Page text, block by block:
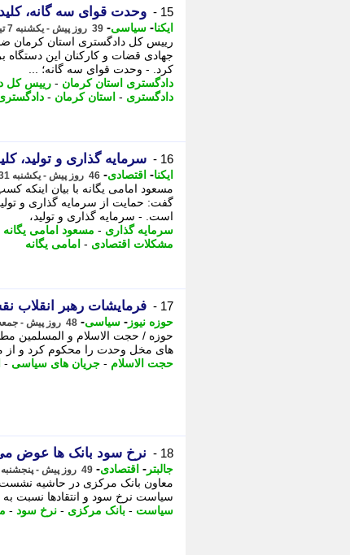
15 - وحدت قوای سه گانه،
ایکنا- سیاسی- 39 روز پیش - یکشنبه 7 تیر 1405، 11:42
رییس کل دادگستری استان کرمان
جهادی قضات و کارکنان این
کرد. - وحدت قوای سه گانه؛ ...
دادگستری استان کرمان - رییس کل
دادگستری - استان کرمان -
16 - سرمایه گذاری و تولید،
ایکنا- اقتصادی- 46 روز پیش - یکشنبه 31 خرداد 1405، 17:22
مسعود امامی یگانه با بیان اینکه
گفت: حمایت از سرمایه گذاری و
است. - سرمایه گذاری و تولید،
سرمایه گذاری - مسعود امامی یگانه
مشکلات اقتصادی - امامی یگانه
17 - فرمایشات رهبر انقلاب
حوزه نیوز - سیاسی- 48 روز پیش - جمعه 29 خرداد 1405، 15:02
حوزه / حجت الاسلام و المسلمین
های مخل وحدت را محکوم کرد و از
حجت الاسلام - جریان های سیاسی -
18 - نرخ سود بانک ها عوض
جالبتر - اقتصادی- 49 روز پیش - پنجشنبه 28 خرداد 1405، 10:02
معاون بانک مرکزی در حاشیه
سیاست نرخ سود و انتقادها نسبت
سیاست - بانک مرکزی - نرخ سود -